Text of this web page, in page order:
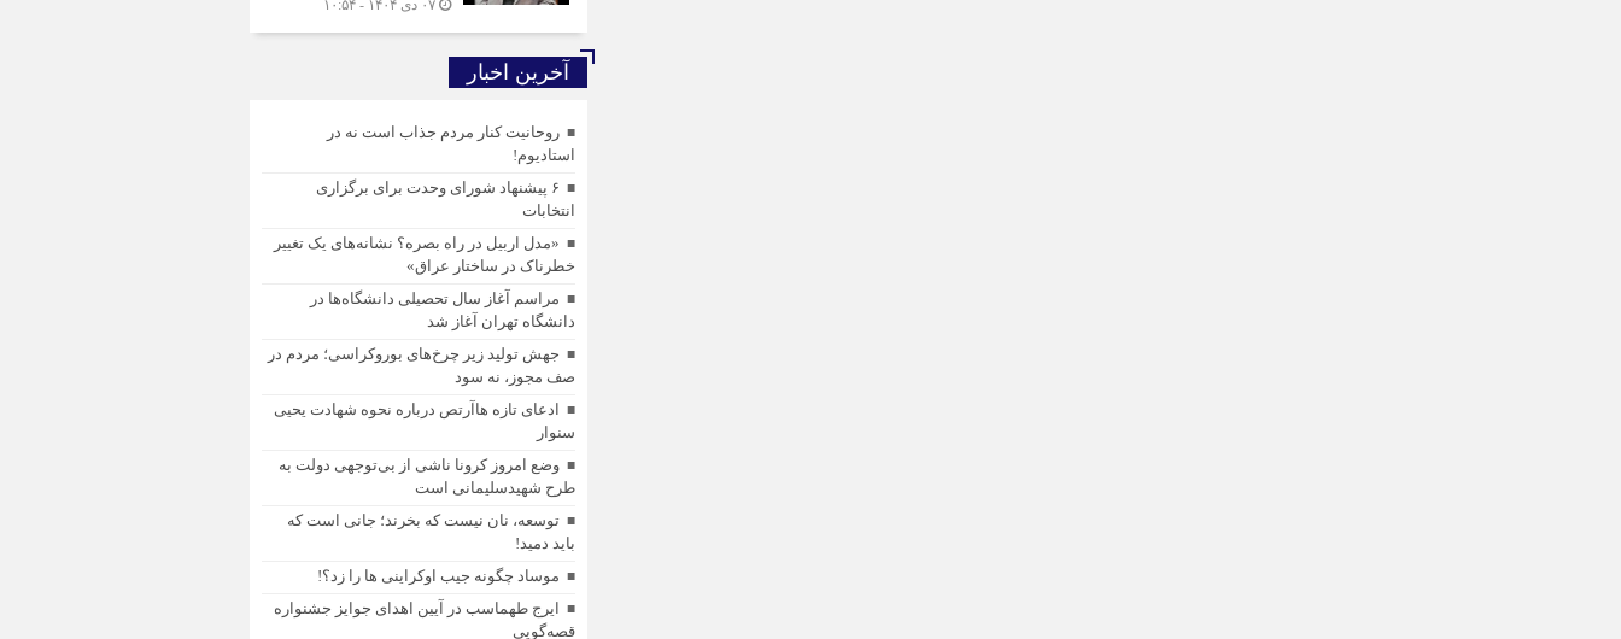
آخرین اخبار
روحانیت کنار مردم جذاب است نه در
استادیوم!
۶ پیشنهاد شورای وحدت برای برگزاری
انتخابات
«مدل اربیل در راه بصره؟ نشانه‌های یک تغییر
خطرناک در ساختار عراق»
مراسم آغاز سال تحصیلی دانشگاه‌ها در
دانشگاه تهران آغاز شد
جهش تولید زیر چرخ‌های بوروکراسی؛ مردم در
صف مجوز، نه سود
ادعای تازه هاآرتص درباره نحوه شهادت یحیی
سنوار
وضع امروز کرونا ناشی از بی‌توجهی دولت به
طرح شهیدسلیمانی است
توسعه، نان نیست که بخرند؛ جانی است که
باید دمید!
موساد چگونه جیب اوکراینی ها را زد؟!
ایرج طهماسب در آیین اهدای جوایز جشنواره
قصه‌گویی